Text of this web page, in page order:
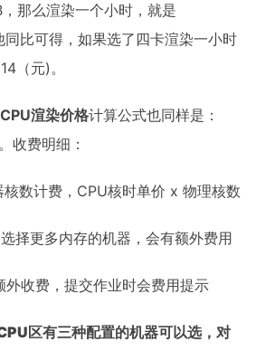
那么渲染一个小时，就是
比可得，如果选了四卡渲染一小时
（元)。
渲染价格计算公式也同样是：
收费明细：
核数计费，CPU核时单价 x 物理核数
择更多内存的机器，会有额外费用
外收费，提交作业时会费用提示
区有三种配置的机器可以选，对